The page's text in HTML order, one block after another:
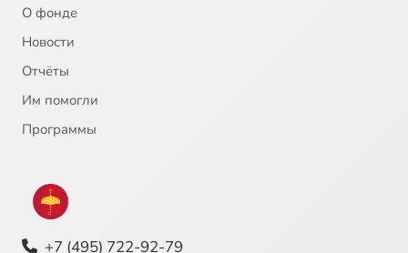
О фонде
Новости
Отчёты
Им помогли
Программы
+7 (495) 722-92-79